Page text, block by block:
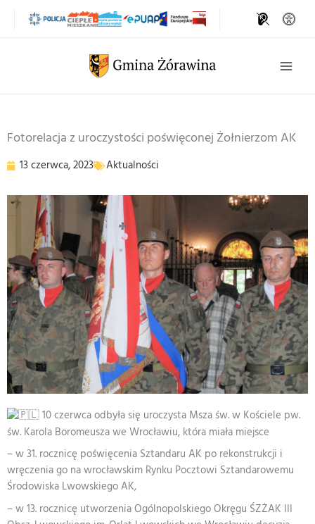
Fotorelacja z uroczystości poświęconej Żołnierzom AK
13 czerwca, 2023 Aktualności
10 czerwca odbyła się uroczysta Msza św. w Kościele pw.
św. Karola Boromeusza we Wrocławiu, która miała miejsce
– w 31. rocznicę poświęcenia Sztandaru AK po rekonstrukcji i
wręczenia go na wrocławskim Rynku Pocztowi Sztandarowemu
Środowiska Lwowskiego AK,
– w 13. rocznicę utworzenia Ogólnopolskiego Okręgu ŚZŻAK III